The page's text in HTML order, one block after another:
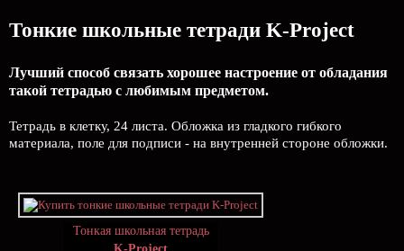
Тонкие школьные тетради K-Project
Лучший способ связать хорошее настроение от обладания
такой тетрадью c любимым предметом.
Тетрадь в клетку, 24 листа. Обложка из гладкого гибкого
материала, поле для подписи - на внутренней стороне обложки.
Тонкая школьная тетрадь